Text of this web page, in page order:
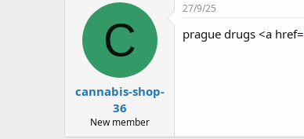
C
cannabis-shop-
36
New member
27/9/25
prague drugs <a href=